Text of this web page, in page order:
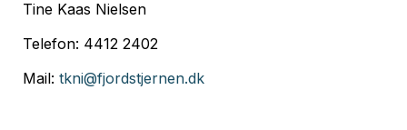
Tine Kaas Nielsen
Telefon: 4412 2402
Mail: tkni@fjordstjernen.dk